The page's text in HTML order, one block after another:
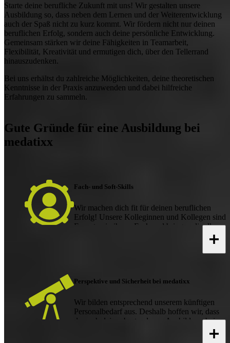
Starte deine berufliche Zukunft mit uns! Wir gestalten unsere
Ausbildung so, dass neben dem Lernen und der Weiterentwicklung
auch der Spaß nicht zu kurz kommt. Wir fördern nicht nur deinen
beruflichen Erfolg, sondern auch deine persönliche Entwicklung.
Gemeinsam stärken wir deine Fähigkeiten in Teamarbeit,
Flexibilität, Kreativität und ermutigen dich, über den Tellerrand
hinauszudenken.
Bei uns erhältst du zahlreiche Möglichkeiten, deine theoretischen
Kenntnisse in der Praxis anzuwenden und dabei hilfreiche
Erfahrungen zu sammeln.
Gute Gründe für eine Ausbildung bei
medatixx
Fach- und Soft-Skills
Wir machen dich fit für deinen beruflichen
Erfolg! Unsere Kolleginnen und Kollegen sind
Experten in ihrem Fach und bringen dir alles
bei, was du für deine Ausbildung brauchst. Du
Perspektive und Sicherheit bei medatixx
Wir bilden entsprechend unserem künftigen
Personalbedarf aus. Deshalb hoffen wir, dass
du nach deiner bestandenen Ausbildung bei